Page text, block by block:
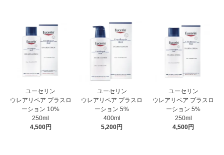
ユーセリン
ウレアリペア プラスロ
ーション 10%
250ml
4,500円
ユーセリン
ウレアリペア プラスロ
ーション 5%
400ml
5,200円
ユーセリン
ウレアリペア プラスロ
ーション 5%
250ml
4,500円